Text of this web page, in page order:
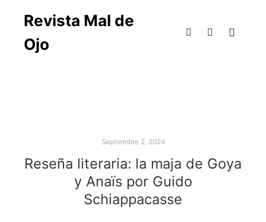
Revista Mal de
Ojo
Septiembre 2, 2024
Reseña literaria: la maja de Goya
y Anaïs por Guido
Schiappacasse